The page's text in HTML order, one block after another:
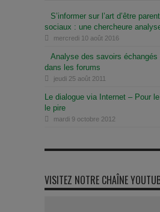
S’informer sur l’art d’être
sociaux : une chercheure
mercredi 10 août 2016
Analyse des savoirs
dans les forums
jeudi 25 août 2011
Le dialogue via Internet – Pour
le pire
mardi 9 octobre 2012
VISITEZ NOTRE CHAÎNE